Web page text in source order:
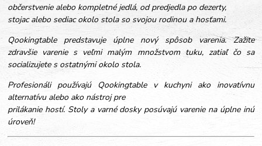
občerstvenie alebo kompletné jedlá, od predjedla po dezerty,
stojac alebo sediac okolo stola so svojou rodinou a hosťami.
Qookingtable predstavuje úplne nový spôsob varenia. Zažite
zdravšie varenie s veľmi malým množstvom tuku, zatiaľ čo sa
socializujete s ostatnými okolo stola.
Profesionáli používajú Qookingtable v kuchyni ako inovatívnu
alternatívu alebo ako nástroj pre
prilákanie hostí. Stoly a varné dosky posúvajú varenie na úplne inú
úroveň!